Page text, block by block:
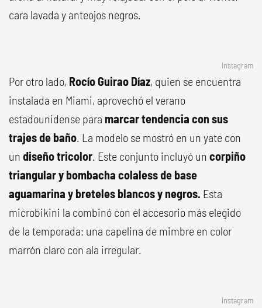
cara lavada y anteojos negros.
Instagram
Por otro lado, Rocío Guirao Díaz, quien se encuentra
instalada en Miami, aprovechó el verano
estadounidense para marcar tendencia con sus
trajes de baño. La modelo se mostró en un yate con
un diseño tricolor. Este conjunto incluyó un corpiño
triangular y bombacha colaless de base
aguamarina y breteles blancos y negros. Esta
microbikini la combinó con el accesorio más elegido
de la temporada: una capelina de mimbre en color
marrón claro con ala irregular.
Instagram